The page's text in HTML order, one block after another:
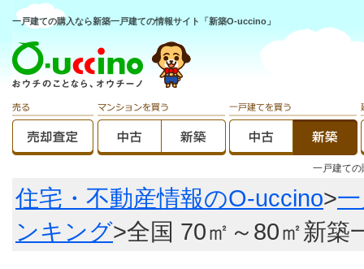
一戸建ての購入なら新築一戸建ての情報サイト「新築O-uccino」
一戸建て
住宅・不動産情報のO-uccino>
ンキング>全国 70㎡～80㎡新築